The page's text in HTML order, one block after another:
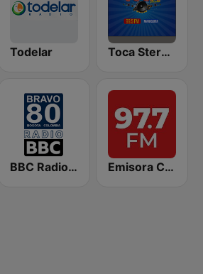
Todelar Toca Stereo 99.5 FM
BBC Radio 80s - Bravo Bogotá Colombia Emisora Cultural RAC